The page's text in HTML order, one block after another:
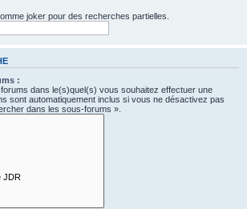
joker pour des recherches partielles.
:
dans le(s)quel(s) vous souhaitez effectuer une
sont automatiquement inclus si vous ne désactivez pas
dans les sous-forums ».